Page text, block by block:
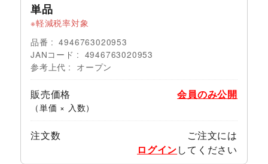
単品
軽減税率対象
品番
4946763020953
JANコード
4946763020953
参考上代
オープン
販売価格
（単価 × 入数）
会員のみ公開
注文数
ご注文には
ログインしてください